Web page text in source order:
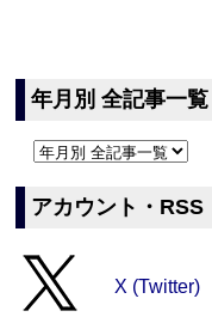
年月別 全記事一覧
アカウント・RSS
X (Twitter)